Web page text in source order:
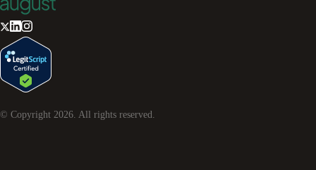
© Copyright 2026 . All rights reserved.